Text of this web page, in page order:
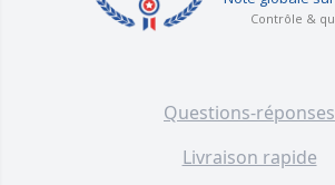
Questions-réponses
Livraison rapide